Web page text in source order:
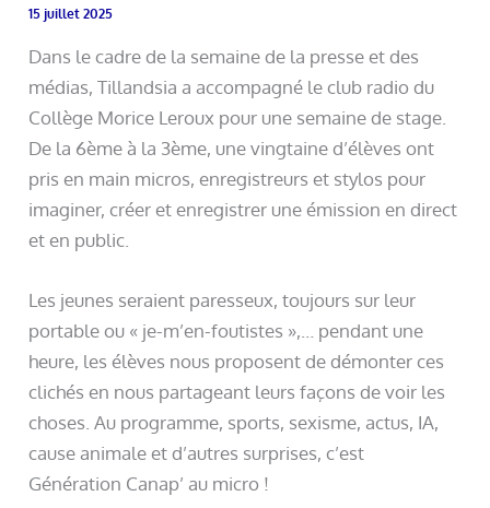
15 juillet 2025
Dans le cadre de la semaine de la presse et des
médias, Tillandsia a accompagné le club radio du
Collège Morice Leroux pour une semaine de stage.
De la 6ème à la 3ème, une vingtaine d’élèves ont
pris en main micros, enregistreurs et stylos pour
imaginer, créer et enregistrer une émission en direct
et en public.
Les jeunes seraient paresseux, toujours sur leur
portable ou « je-m’en-foutistes »,… pendant une
heure, les élèves nous proposent de démonter ces
clichés en nous partageant leurs façons de voir les
choses. Au programme, sports, sexisme, actus, IA,
cause animale et d’autres surprises, c’est
Génération Canap’ au micro !